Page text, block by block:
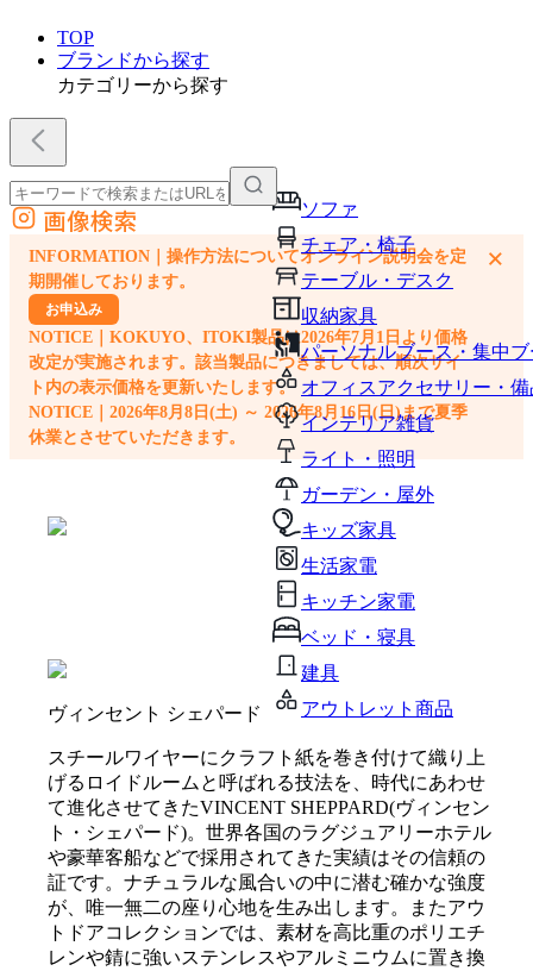
TOP
ブランドから探す
カテゴリーから探す
ソファ
チェア・椅子
テーブル・デスク
収納家具
パーソナルブース・集中
オフィスアクセサリー・備
インテリア雑貨
ライト・照明
ガーデン・屋外
キッズ家具
生活家電
キッチン家電
ベッド・寝具
建具
アウトレット商品
外部サイトの商品をカートに追加
他のサイトで見つけた商品ページのURLを貼り付けて、カートに追加できます
画像検索
INFORMATION｜操作方法についてオンライン説明会を定
期開催しております。
お申込み
NOTICE｜KOKUYO、ITOKI製品は2026年7月1日より価格
改定が実施されます。該当製品につきましては、順次サイ
ト内の表示価格を更新いたします。
NOTICE｜2026年8月8日(土) ～ 2026年8月16日(日)まで夏季
休業とさせていただきます。
×
ヴィンセント シェパード
スチールワイヤーにクラフト紙を巻き付けて織り上
げるロイドルームと呼ばれる技法を、時代にあわせ
て進化させてきたVINCENT SHEPPARD(ヴィンセン
ト・シェパード)。世界各国のラグジュアリーホテル
や豪華客船などで採用されてきた実績はその信頼の
証です。ナチュラルな風合いの中に潜む確かな強度
が、唯一無二の座り心地を生み出します。またアウ
トドアコレクションでは、素材を高比重のポリエチ
レンや錆に強いステンレスやアルミニウムに置き換